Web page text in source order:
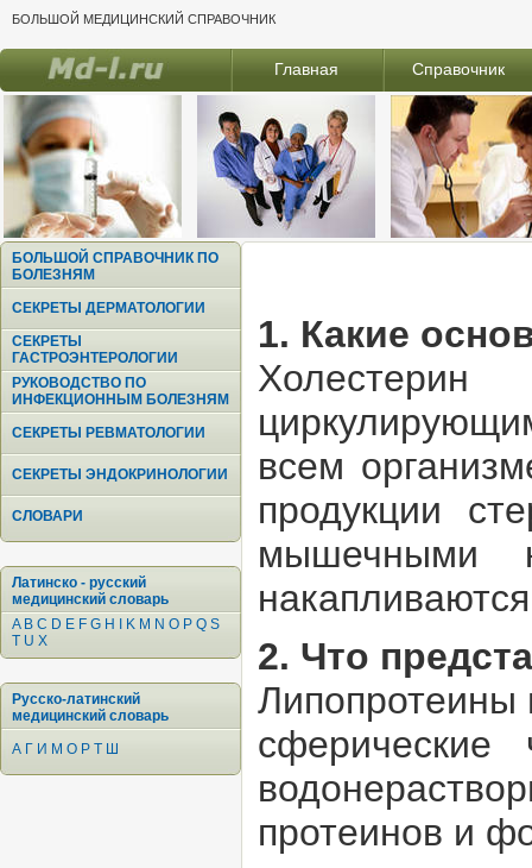
БОЛЬШОЙ МЕДИЦИНСКИЙ СПРАВОЧНИК
Главная Справочник
БОЛЬШОЙ СПРАВОЧНИК ПО
БОЛЕЗНЯМ
СЕКРЕТЫ ДЕРМАТОЛОГИИ
СЕКРЕТЫ
ГАСТРОЭНТЕРОЛОГИИ
РУКОВОДСТВО ПО
ИНФЕКЦИОННЫМ БОЛЕЗНЯМ
СЕКРЕТЫ РЕВМАТОЛОГИИ
СЕКРЕТЫ ЭНДОКРИНОЛОГИИ
СЛОВАРИ
Латинско - русский
медицинский словарь
A B C D E F G H K M N O P Q S
T U X
Русско-латинский
медицинский словарь
А Г И М О Р Т Ш
1. Какие
всем
продукции
мышечными
2. Что
Липопротеины
протеинов и